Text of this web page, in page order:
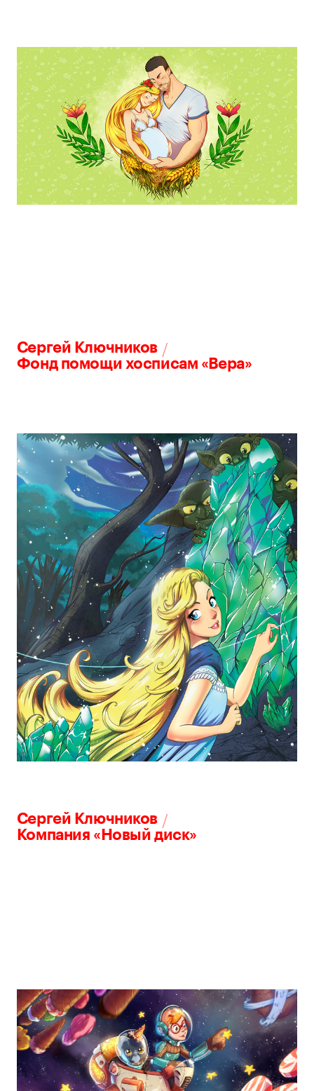
Сергей Ключников /
Фонд помощи хосписам «Вера»
Сергей Ключников /
Компания «Новый диск»